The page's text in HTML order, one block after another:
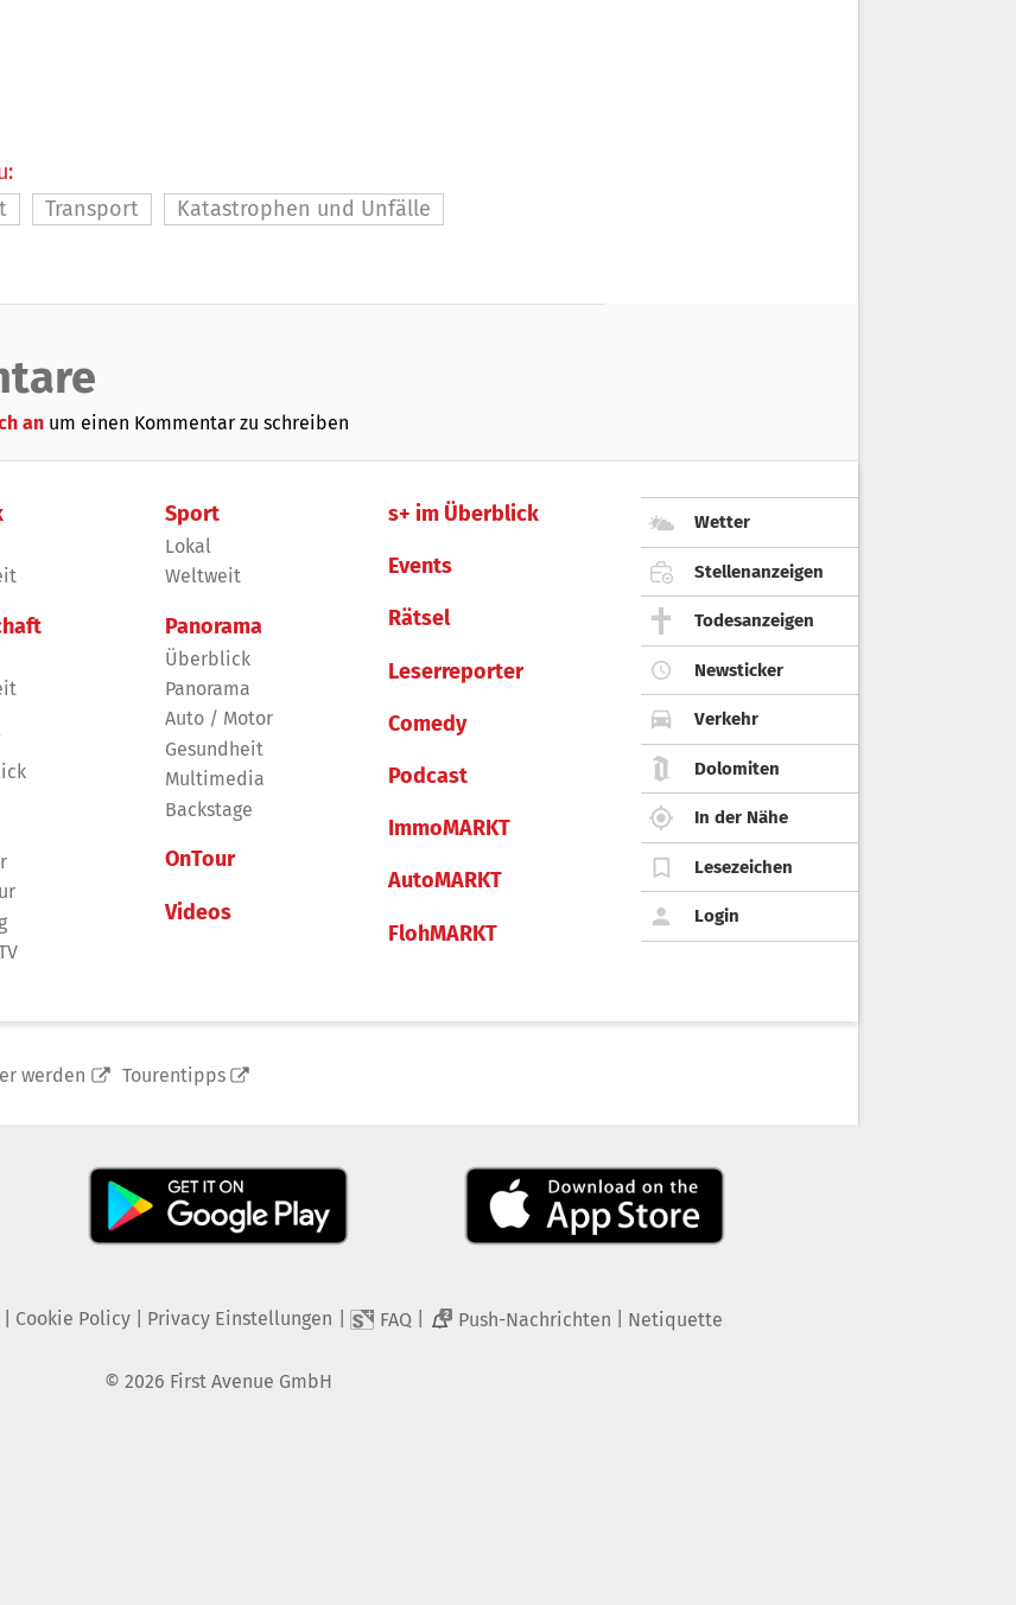
Transport Katastrophen und Unfälle
an um einen Kommentar zu schreiben
Sport
Lokal
Weltweit
Panorama
Überblick
Panorama
Auto / Motor
Gesundheit
Multimedia
Backstage
OnTour
Videos
s+ im Überblick
Events
Rätsel
Leserreporter
Comedy
Podcast
ImmoMARKT
AutoMARKT
FlohMARKT
Wetter
Stellenanzeigen
Todesanzeigen
Newsticker
Verkehr
Dolomiten
In der Nähe
Lesezeichen
Login
werden Tourentipps
Cookie Policy| Privacy Einstellungen FAQ 2 Push-Nachrichten Netiquette
© 2026 First Avenue GmbH